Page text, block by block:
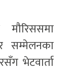
मौरिससमा
सम्मेलनका
भेटवार्ता